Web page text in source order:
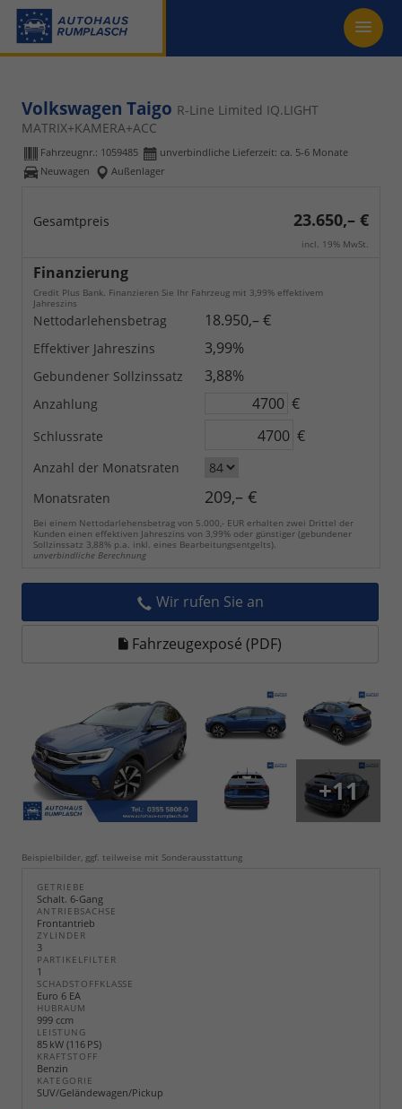
Volkswagen Taigo R-Line Limited IQ.LIGHT
MATRIX+KAMERA+ACC
Fahrzeugnr.: 1059485
unverbindliche Lieferzeit: ca. 5-6 Monate
Neuwagen
Außenlager
Gesamtpreis 23.650,– €
incl. 19% MwSt.
Finanzierung
Credit Plus Bank. Finanzieren Sie Ihr Fahrzeug mit 3,99% effektivem
Jahreszins
Nettodarlehensbetrag 18.950,– €
Effektiver Jahreszins 3,99%
Gebundener Sollzinssatz 3,88%
Anzahlung €
Schlussrate €
Anzahl der Monatsraten
Monatsraten
209,– €
Bei einem Nettodarlehensbetrag von 5.000,- EUR erhalten zwei Drittel der
Kunden einen effektiven Jahreszins von 3,99% oder günstiger (gebundener
Sollzinssatz 3,88% p.a. inkl. eines Bearbeitungsentgelts).
unverbindliche Berechnung
Wir rufen Sie an
Fahrzeugexposé (PDF)
+11
Beispielbilder, ggf. teilweise mit Sonderausstattung
GETRIEBE
Schalt. 6-Gang
ANTRIEBSACHSE
Frontantrieb
ZYLINDER
3
PARTIKELFILTER
1
SCHADSTOFFKLASSE
Euro 6 EA
HUBRAUM
999 ccm
LEISTUNG
85 kW (116 PS)
KRAFTSTOFF
Benzin
KATEGORIE
SUV/Geländewagen/Pickup